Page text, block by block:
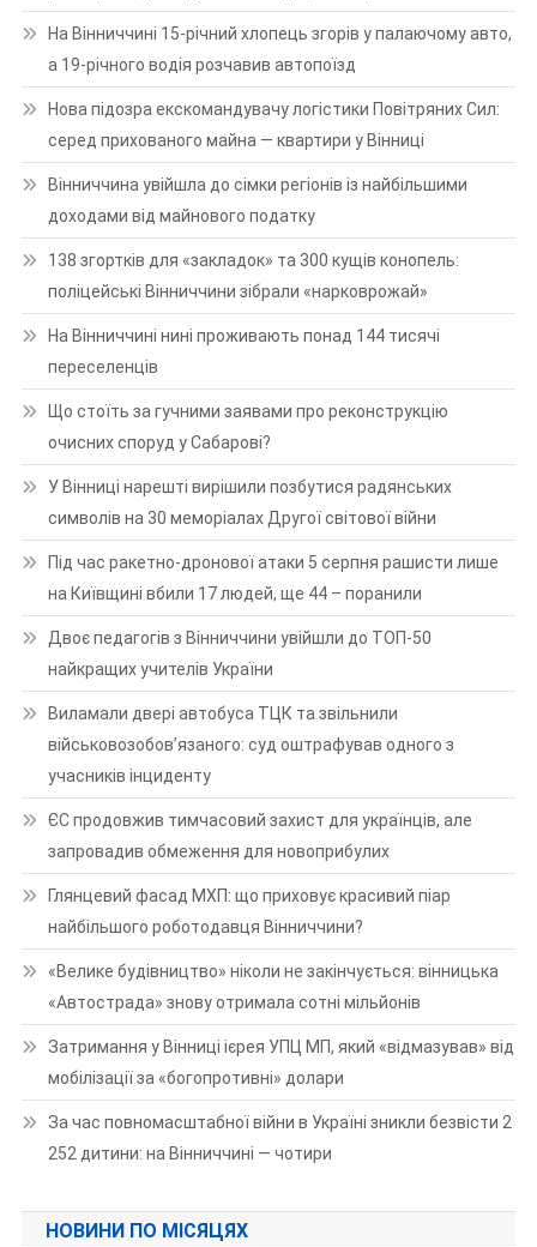
На Вінниччині 15-річний хлопець згорів у палаючому авто,
а 19-річного водія розчавив автопоїзд
Нова підозра екскомандувачу логістики Повітряних Сил:
серед прихованого майна — квартири у Вінниці
Вінниччина увійшла до сімки регіонів із найбільшими
доходами від майнового податку
138 згортків для «закладок» та 300 кущів конопель:
поліцейські Вінниччини зібрали «нарковрожай»
На Вінниччині нині проживають понад 144 тисячі
переселенців
Що стоїть за гучними заявами про реконструкцію
очисних споруд у Сабарові?
У Вінниці нарешті вирішили позбутися радянських
символів на 30 меморіалах Другої світової війни
Під час ракетно-дронової атаки 5 серпня рашисти лише
на Київщині вбили 17 людей, ще 44 – поранили
Двоє педагогів з Вінниччини увійшли до ТОП-50
найкращих учителів України
Виламали двері автобуса ТЦК та звільнили
військовозобов’язаного: суд оштрафував одного з
учасників інциденту
ЄС продовжив тимчасовий захист для українців, але
запровадив обмеження для новоприбулих
Глянцевий фасад МХП: що приховує красивий піар
найбільшого роботодавця Вінниччини?
«Велике будівництво» ніколи не закінчується: вінницька
«Автострада» знову отримала сотні мільйонів
Затримання у Вінниці ієрея УПЦ МП, який «відмазував» від
мобілізації за «богопротивні» долари
За час повномасштабної війни в Україні зникли безвісти 2
252 дитини: на Вінниччині — чотири
НОВИНИ ПО МІСЯЦЯХ